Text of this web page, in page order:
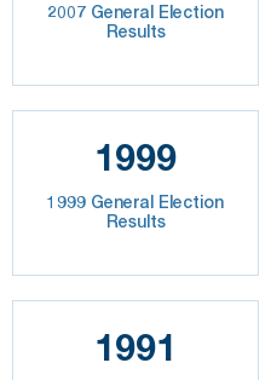
2007 General Election
Results
1999
1999 General Election
Results
1991